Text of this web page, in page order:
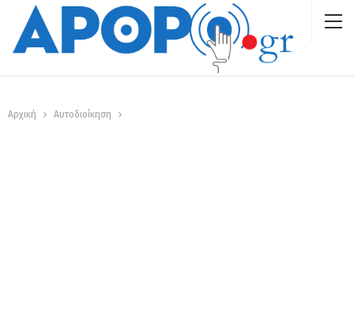
Αρχική Αυτοδιοίκηση